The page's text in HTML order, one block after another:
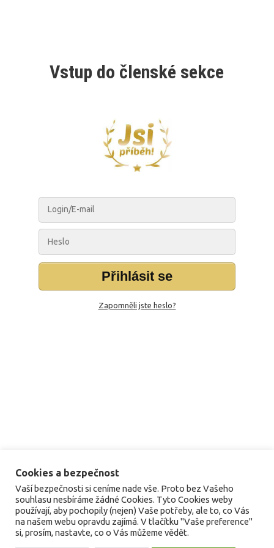
Vstup do členské sekce
Přihlásit se
Zapomněli jste heslo?
Cookies a bezpečnost
Vaší bezpečnosti si ceníme nade vše. Proto bez Vašeho
souhlasu nesbíráme žádné Cookies. Tyto Cookies weby
používají, aby pochopily (nejen) Vaše potřeby, ale to, co Vás
na našem webu opravdu zajímá. V tlačítku "Vaše preference"
si, prosím, nastavte, co o Vás můžeme vědět.